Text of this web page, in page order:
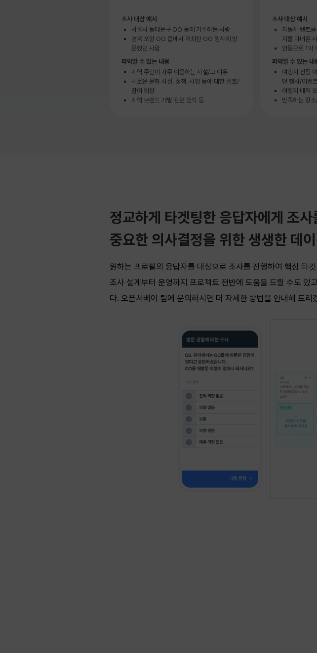
조사 대상 예시
서울시 동대문구 OO 동에 거주하는 사람
경북 포항 OO 읍에서 개최한 OO 행사에 방
문했던 사람
파악할 수 있는 내용
지역 주민이 자주 이용하는 시설/그 이유
새로운 문화 시설, 정책, 사업 등에 대한 선호/
참여 의향
지역 브랜드 개발 관련 인식 등
조사 대상 예시
자동차 렌트
지를 다녀온
안동으로 1박
파악할 수 있는 내
여행지 선정
던 행사/이벤트
여행지 매력
만족하는 장
정교하게 타겟팅한 응답자에게 조사
중요한 의사결정을 위한 생생한 데
원하는 프로필의 응답자를 대상으로 조사를 진행하여 핵심 타
조사 설계부터 운영까지 프로젝트 전반에 도움을 드릴 수도 있
다. 오픈서베이 팀에 문의하시면 더 자세한 방법을 안내해 드리